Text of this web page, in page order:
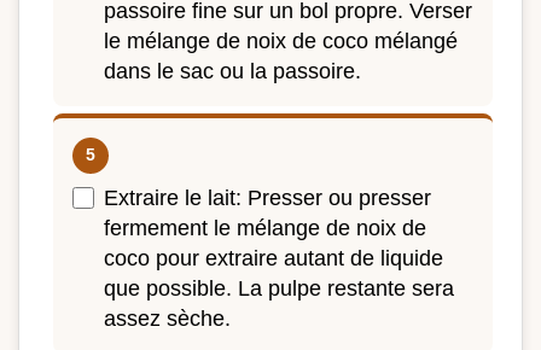
passoire fine sur un bol propre. Verser
le mélange de noix de coco mélangé
dans le sac ou la passoire.
Extraire le lait: Presser ou presser
fermement le mélange de noix de
coco pour extraire autant de liquide
que possible. La pulpe restante sera
assez sèche.